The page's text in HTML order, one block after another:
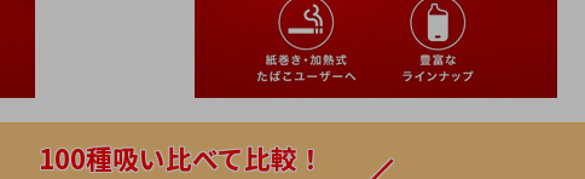
100種吸い比べて比較！